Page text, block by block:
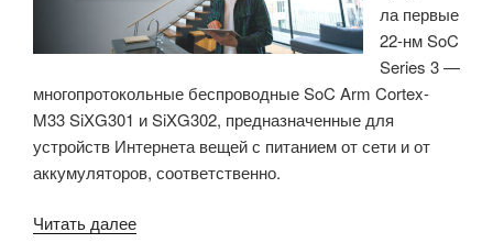
ла первые
22-нм SoC
Series 3 —
многопротокольные беспроводные SoC Arm Cortex-
M33 SiXG301 и SiXG302, предназначенные для
устройств Интернета вещей с питанием от сети и от
аккумуляторов, соответственно.
Читать далее«Беспроводные